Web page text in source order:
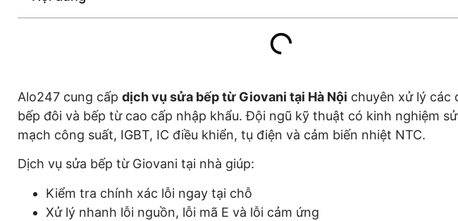
Alo247 cung cấp dịch vụ sửa bếp từ Giovani tại Hà Nội chuyên xử lý các
bếp đôi và bếp từ cao cấp nhập khẩu. Đội ngũ kỹ thuật có kinh nghiệm
mạch công suất, IGBT, IC điều khiển, tụ điện và cảm biến nhiệt NTC.
Dịch vụ sửa bếp từ Giovani tại nhà giúp:
Kiểm tra chính xác lỗi ngay tại chỗ
Xử lý nhanh lỗi nguồn, lỗi mã E và lỗi cảm ứng